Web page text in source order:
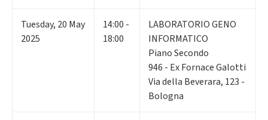
Tuesday, 20 May
2025
14:00 -
18:00
LABORATORIO GENO
INFORMATICO
Piano Secondo
946 - Ex Fornace Galotti
Via della Beverara, 123 -
Bologna